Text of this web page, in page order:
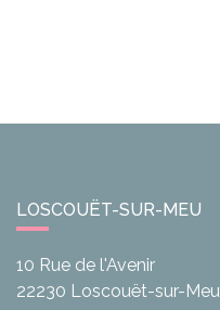
LOSCOUËT-SUR-MEU
10 Rue de l'Avenir
22230 Loscouët-sur-Meu